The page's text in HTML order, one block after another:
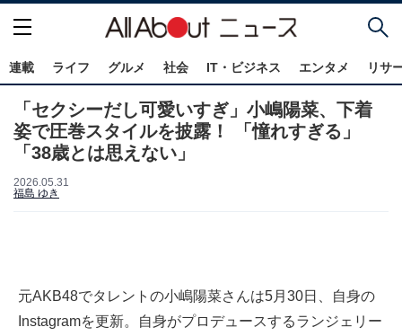
連載 ライフ グルメ 社会 IT・ビジネス エンタメ リサ
「セクシーだし可愛いすぎ」小嶋陽菜、下着
姿で圧巻スタイルを披露！ 「憧れすぎる」
「38歳とは思えない」
2026.05.31
福島 ゆき
元AKB48でタレントの小嶋陽菜さんは5月30日、自身の
Instagramを更新。自身がプロデュースするランジェリー